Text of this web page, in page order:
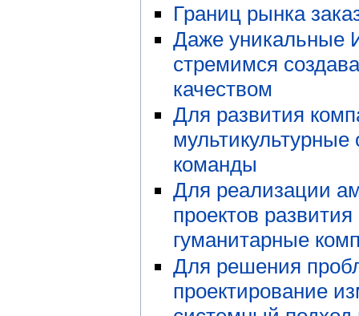
Границ рынка
Даже уникальные
стремимся
качеством
Для развития
команды
Для реализации
проектов
гуманитарные
Для решения
проектирование